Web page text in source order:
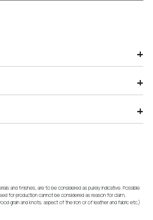
and finishes, are to be considered as purely indicative. Possible
for production cannot be considered as reason for claim,
grain and knots, aspect of the iron or of leather and fabric etc.)